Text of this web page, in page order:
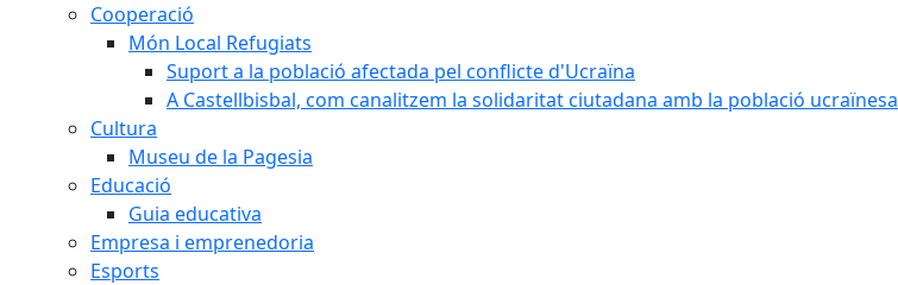
Cooperació
Món Local Refugiats
Suport a la població afectada pel conflicte d'Ucraïna
A Castellbisbal, com canalitzem la solidaritat ciutadana amb la població ucraïnesa
Cultura
Museu de la Pagesia
Educació
Guia educativa
Empresa i emprenedoria
Esports